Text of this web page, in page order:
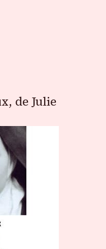
de Julie